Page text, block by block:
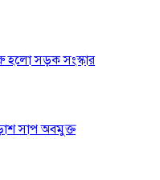
হলো সড়ক সংস্কার
সাপ অবমুক্ত